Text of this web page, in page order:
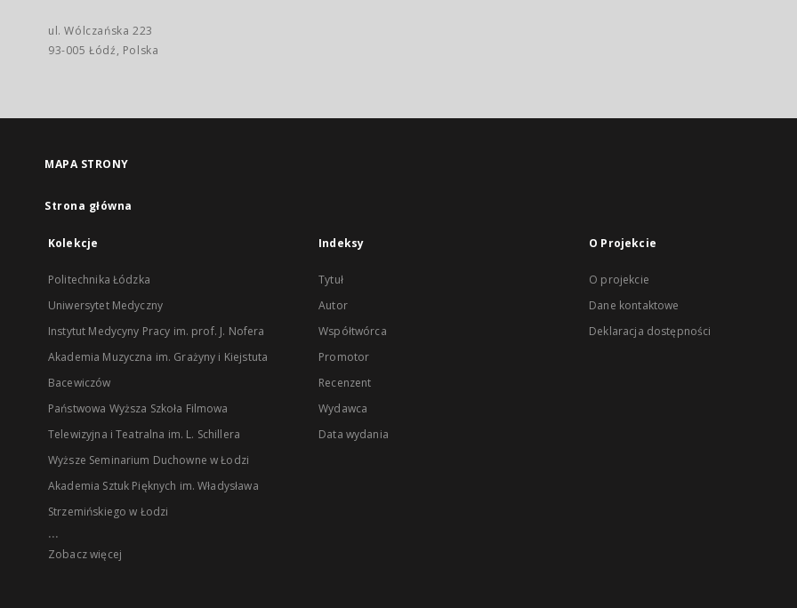
ul. Wólczańska 223
93-005 Łódź, Polska
MAPA STRONY
Strona główna
Kolekcje
Politechnika Łódzka
Uniwersytet Medyczny
Instytut Medycyny Pracy im. prof. J. Nofera
Akademia Muzyczna im. Grażyny i Kiejstuta
Bacewiczów
Państwowa Wyższa Szkoła Filmowa
Telewizyjna i Teatralna im. L. Schillera
Wyższe Seminarium Duchowne w Łodzi
Akademia Sztuk Pięknych im. Władysława
Strzemińskiego w Łodzi
...
Zobacz więcej
Indeksy
Tytuł
Autor
Współtwórca
Promotor
Recenzent
Wydawca
Data wydania
O Projekcie
O projekcie
Dane kontaktowe
Deklaracja dostępności